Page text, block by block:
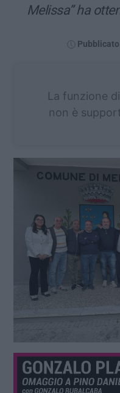
Melissa” ha
La funzione
non è